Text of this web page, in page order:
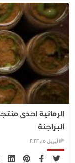
الرمانية احدى
البراجنة
أبريل 15, 2022